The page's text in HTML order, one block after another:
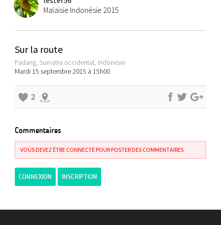
Malaisie Indonésie 2015
Sur la route
Padang, Sumatra occidental, Indonésie
Mardi 15 septembre 2015 à 15h00
2
Commentaires
VOUS DEVEZ ÊTRE CONNECTÉ POUR POSTER DES COMMENTAIRES
CONNEXION INSCRIPTION